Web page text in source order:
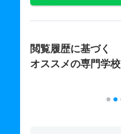
閲覧履歴に基づく
オススメの専門学校